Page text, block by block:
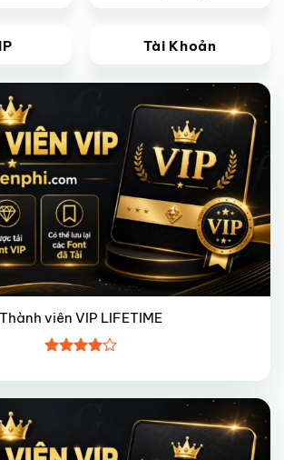
Tài Khoản
Thành viên VIP LIFETIME
xếp hạng
45 sao